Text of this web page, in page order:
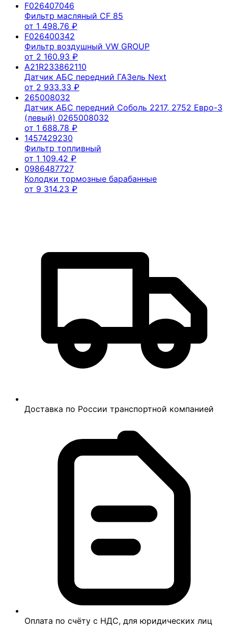
F026407046
Фильтр масляный CF 85
от 1 498.76 ₽
F026400342
Фильтр воздушный VW GROUP
от 2 160.93 ₽
A21R233862110
Датчик АБС передний ГАЗель Next
от 2 933.33 ₽
265008032
Датчик АБС передний Соболь 2217, 2752 Евро-3
(левый) 0265008032
от 1 688.78 ₽
1457429230
Фильтр топливный
от 1 109.42 ₽
0986487727
Колодки тормозные барабанные
от 9 314.23 ₽
Доставка по России транспортной компанией
Оплата по счёту с НДС, для юридических лиц